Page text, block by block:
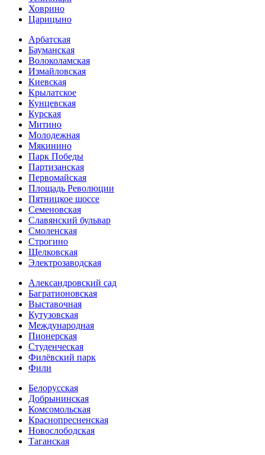
Ховрино
Царицыно
Арбатская
Бауманская
Волоколамская
Измайловская
Киевская
Крылатское
Кунцевская
Курская
Митино
Молодежная
Мякинино
Парк Победы
Партизанская
Первомайская
Площадь Революции
Пятницкое шоссе
Семеновская
Славянский бульвар
Смоленская
Строгино
Щелковская
Электро­заводская
Александ­ровский сад
Багратионовская
Выставочная
Кутузовская
Международная
Пионерская
Студенческая
Филёвский парк
Фили
Белорусская
Добрынинская
Комсо­мольская
Краснопресненская
Новослободская
Таганская